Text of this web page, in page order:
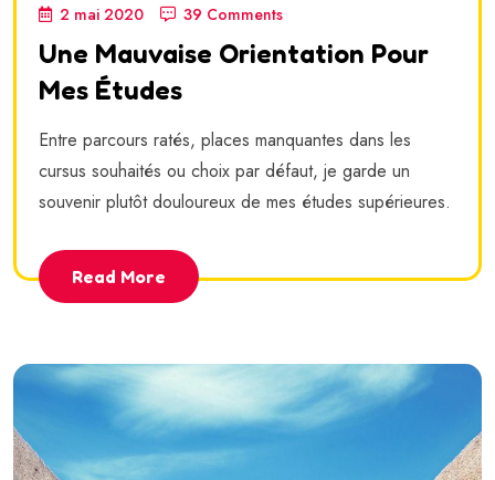
2 mai 2020 39 Comments
Une Mauvaise Orientation Pour
Mes Études
Entre parcours ratés, places manquantes dans les
cursus souhaités ou choix par défaut, je garde un
souvenir plutôt douloureux de mes études supérieures.
Read More